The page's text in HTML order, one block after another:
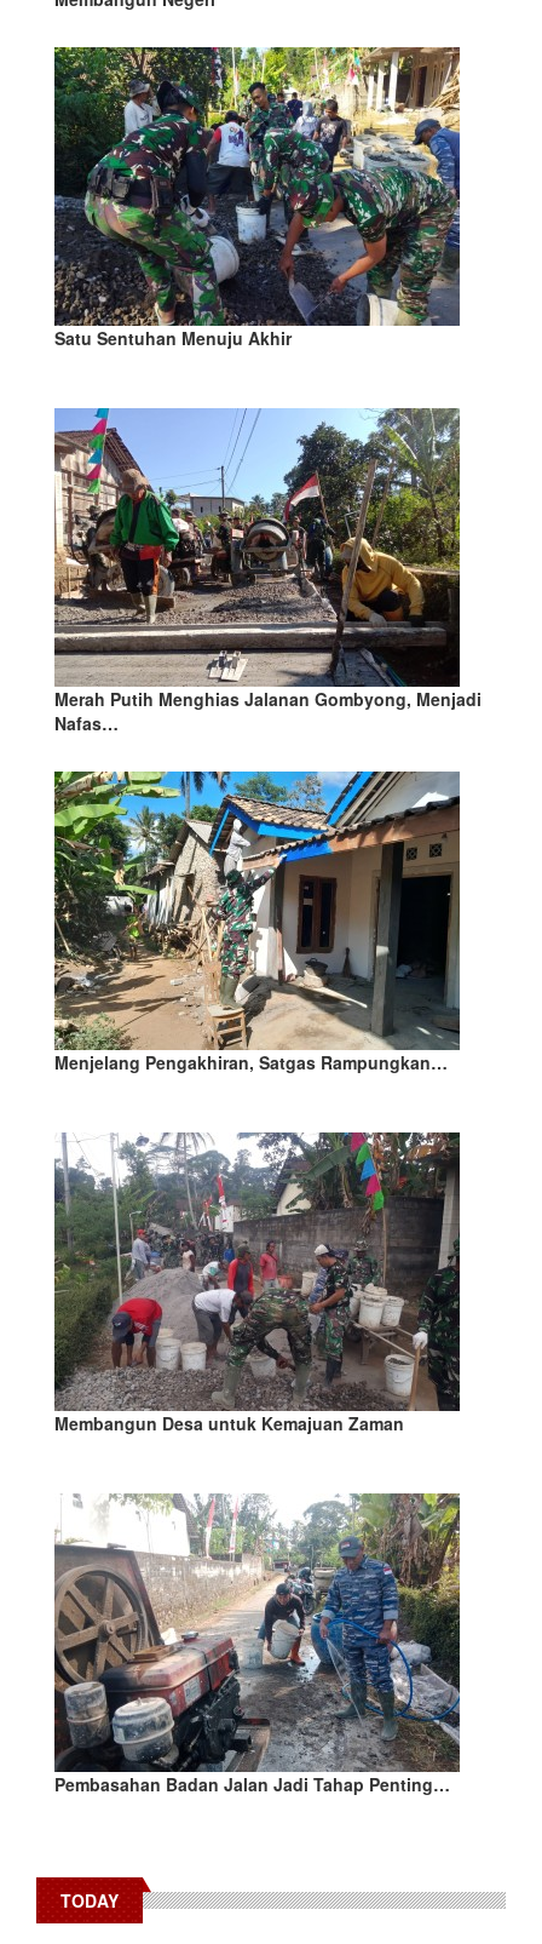
Satu Sentuhan Menuju Akhir
Merah Putih Menghias Jalanan Gombyong, Menjadi
Nafas…
Menjelang Pengakhiran, Satgas Rampungkan…
Membangun Desa untuk Kemajuan Zaman
Pembasahan Badan Jalan Jadi Tahap Penting…
TODAY